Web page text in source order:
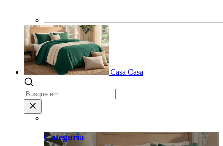
Casa Casa
Categoria